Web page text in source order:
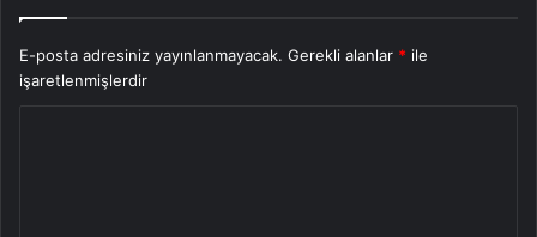
E-posta adresiniz yayınlanmayacak. Gerekli alanlar * ile
işaretlenmişlerdir